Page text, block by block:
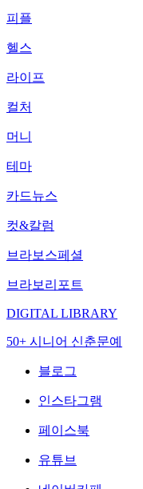
피플
헬스
라이프
컬처
머니
테마
카드뉴스
컷&칼럼
브라보스페셜
브라보리포트
DIGITAL LIBRARY
50+ 시니어 신춘문예
블로그
인스타그램
페이스북
유튜브